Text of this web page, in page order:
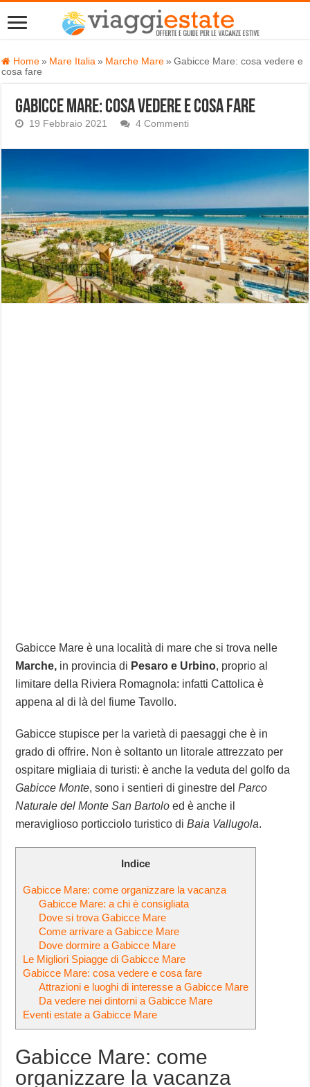
Home » Mare Italia » Marche Mare » Gabicce Mare: cosa vedere e
cosa fare
Gabicce Mare: cosa vedere e cosa fare
19 Febbraio 2021 4 Commenti
Gabicce Mare è una località di mare che si trova nelle
Marche, in provincia di Pesaro e Urbino, proprio al
limitare della Riviera Romagnola: infatti Cattolica è
appena al di là del fiume Tavollo.
Gabicce stupisce per la varietà di paesaggi che è in
grado di offrire. Non è soltanto un litorale attrezzato per
ospitare migliaia di turisti: è anche la veduta del golfo da
Gabicce Monte, sono i sentieri di ginestre delParco
Naturale del Monte San Bartolo ed è anche il
meraviglioso porticciolo turistico diBaia Vallugola.
Indice
Gabicce Mare: come organizzare la vacanza
Gabicce Mare: a chi è consigliata
Dove si trova Gabicce Mare
Come arrivare a Gabicce Mare
Dove dormire a Gabicce Mare
Le Migliori Spiagge di Gabicce Mare
Gabicce Mare: cosa vedere e cosa fare
Attrazioni e luoghi di interesse a Gabicce Mare
Da vedere nei dintorni a Gabicce Mare
Eventi estate a Gabicce Mare
Gabicce Mare: come
organizzare la vacanza